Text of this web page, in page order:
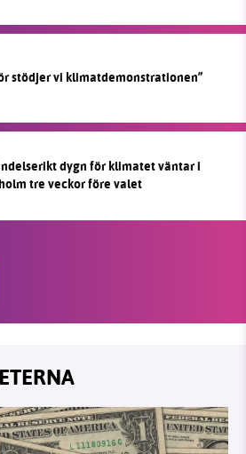
stödjer vi klimatdemonstrationen”
dygn för klimatet väntar i
tre veckor före valet